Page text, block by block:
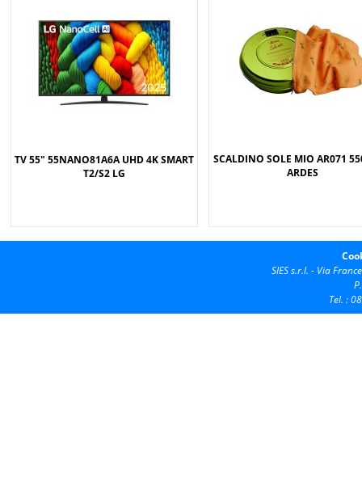
TV 55" 55NANO81A6A UHD 4K SMART
T2/S2 LG
SCALDINO SOLE MIO AR071
ARDES
SIES s.r.l. - Via
Tel. :